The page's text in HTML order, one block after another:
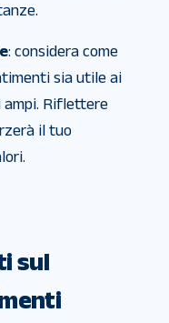
: considera come
sia utile ai
Riflettere
il tuo
sul